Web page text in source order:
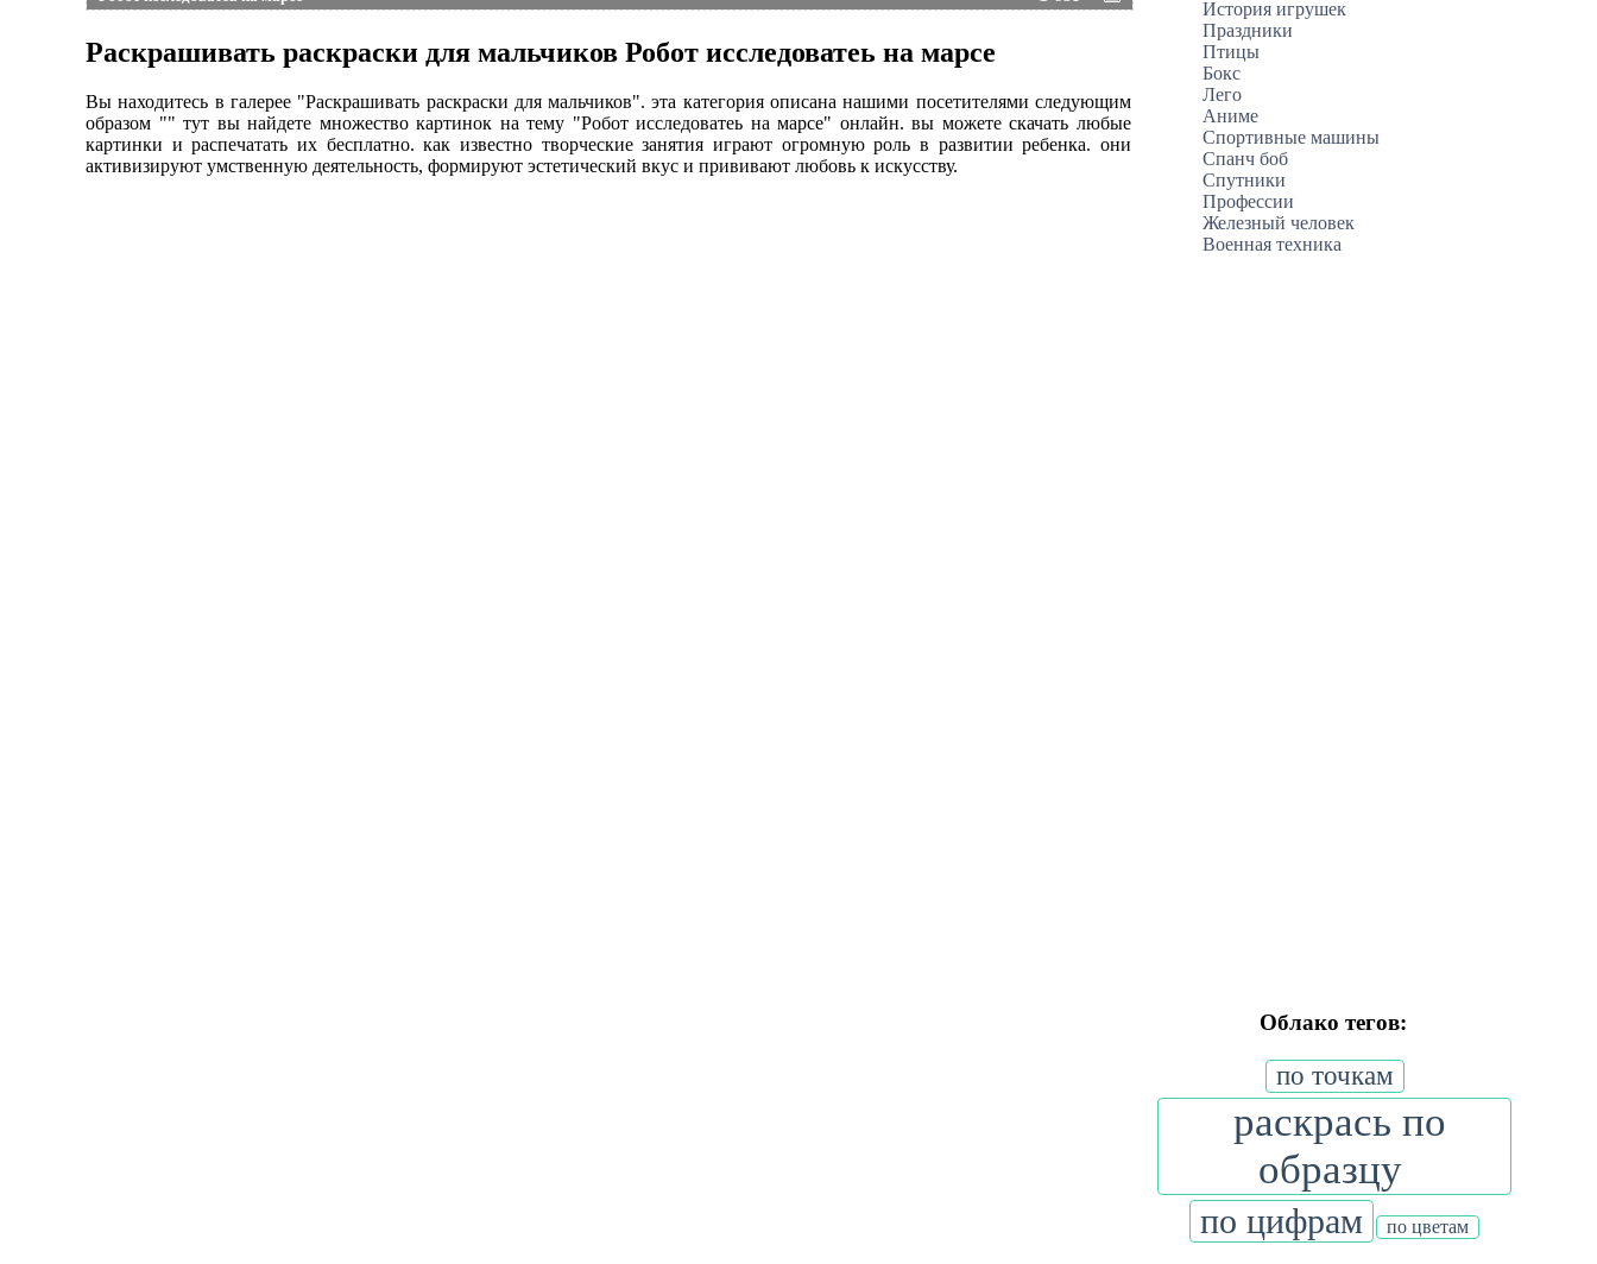
Раскрашивать раскраски для мальчиков Робот исследоватеь на марсе
Вы находитесь в галерее "Раскрашивать раскраски для мальчиков". эта категория описана нашими посетителями следующим
образом "" тут вы найдете множество картинок на тему "Робот исследоватеь на марсе" онлайн. вы можете скачать любые
картинки и распечатать их бесплатно. как известно творческие занятия играют огромную роль в развитии ребенка. они
активизируют умственную деятельность, формируют эстетический вкус и прививают любовь к искусству.
История игрушек
Праздники
Птицы
Бокс
Лего
Аниме
Спортивные машины
Спанч боб
Спутники
Профессии
Железный человек
Военная техника
Облако тегов:
по точкам
раскрась по
образцу
по цифрам по цветам